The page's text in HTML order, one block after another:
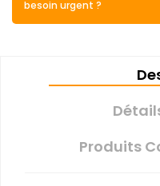
besoin urgent ?
Produits